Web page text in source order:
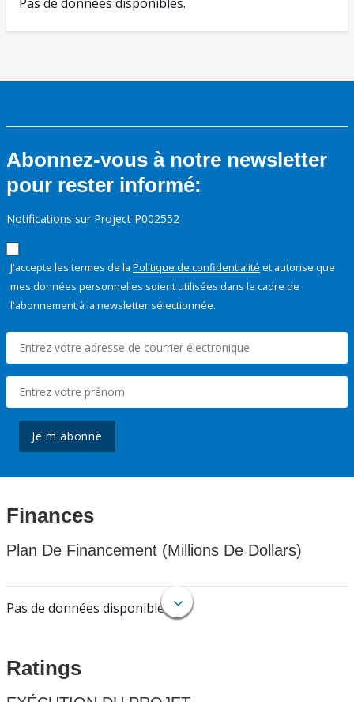
Abonnez-vous à notre newsletter
pour rester informé:
Notifications sur Project P002552
J'accepte les termes de la Politique de confidentialité et autorise que
mes données personnelles soient utilisées dans le cadre de
l'abonnement à la newsletter sélectionnée.
Je m'abonne
Finances
Plan De Financement (Millions De Dollars)
Pas de données disponibles.
Ratings